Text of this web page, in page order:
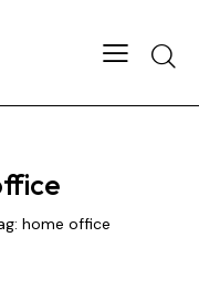
home office